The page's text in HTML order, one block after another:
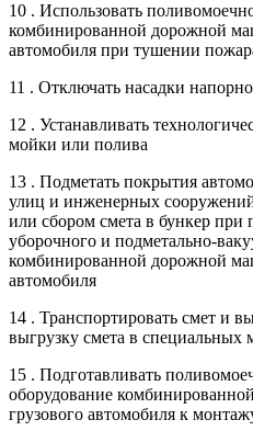
10 . Использовать
комбинированной дорожной
автомобиля при тушении
11 . Отключать насадки
12 . Устанавливать
мойки или полива
13 . Подметать покрытия
улиц и инженерных
или сбором смета в бункер
уборочного и подметально-
комбинированной дорожной
автомобиля
14 . Транспортировать смет и
выгрузку смета в специальных
15 . Подготавливать
оборудование
грузового автомобиля к